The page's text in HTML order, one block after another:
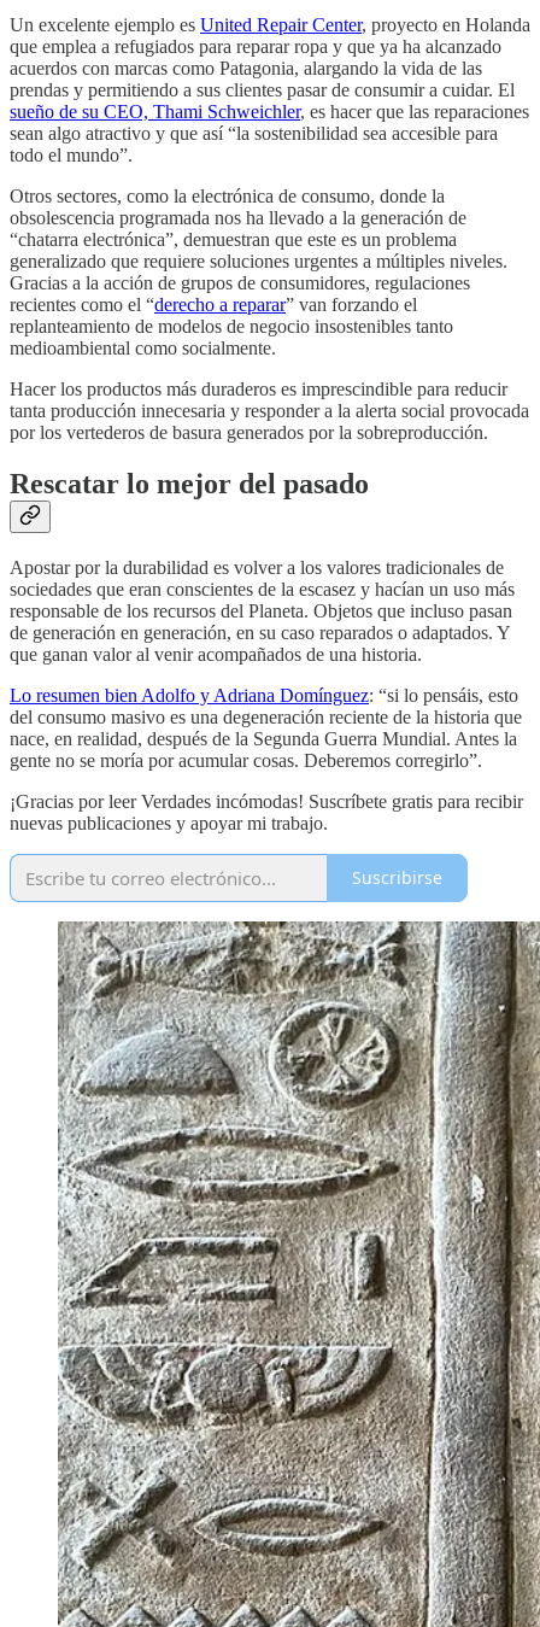
Un excelente ejemplo es United Repair Center, proyecto en Holanda
que emplea a refugiados para reparar ropa y que ya ha alcanzado
acuerdos con marcas como Patagonia, alargando la vida de las
prendas y permitiendo a sus clientes pasar de consumir a cuidar. El
sueño de su CEO, Thami Schweichler, es hacer que las reparaciones
sean algo atractivo y que así “la sostenibilidad sea accesible para
todo el mundo”.
Otros sectores, como la electrónica de consumo, donde la
obsolescencia programada nos ha llevado a la generación de
“chatarra electrónica”, demuestran que este es un problema
generalizado que requiere soluciones urgentes a múltiples niveles.
Gracias a la acción de grupos de consumidores, regulaciones
recientes como el “derecho a reparar” van forzando el
replanteamiento de modelos de negocio insostenibles tanto
medioambiental como socialmente.
Hacer los productos más duraderos es imprescindible para reducir
tanta producción innecesaria y responder a la alerta social provocada
por los vertederos de basura generados por la sobreproducción.
Rescatar lo mejor del pasado
Apostar por la durabilidad es volver a los valores tradicionales de
sociedades que eran conscientes de la escasez y hacían un uso más
responsable de los recursos del Planeta. Objetos que incluso pasan
de generación en generación, en su caso reparados o adaptados. Y
que ganan valor al venir acompañados de una historia.
Lo resumen bien Adolfo y Adriana Domínguez: “si lo pensáis, esto
del consumo masivo es una degeneración reciente de la historia que
nace, en realidad, después de la Segunda Guerra Mundial. Antes la
gente no se moría por acumular cosas. Deberemos corregirlo”.
¡Gracias por leer Verdades incómodas! Suscríbete gratis para recibir
nuevas publicaciones y apoyar mi trabajo.
Suscribirse